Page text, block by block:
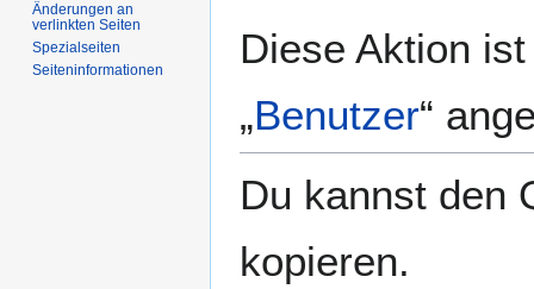
Diese Aktion
„Benutzer“
Du kannst den
kopieren.
Änderungen an
verlinkten Seiten
Spezialseiten
Seiten­­informationen